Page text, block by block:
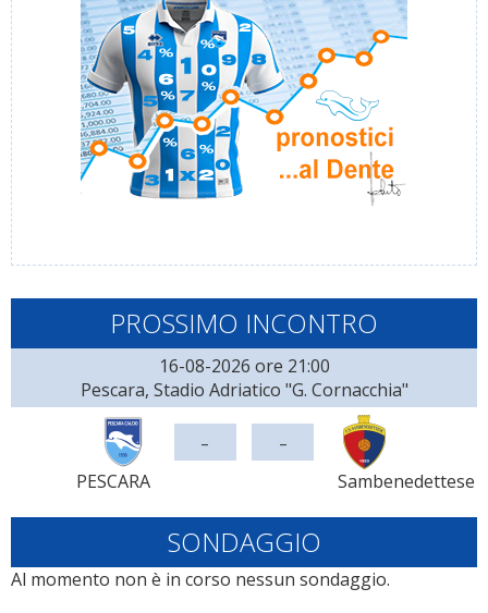
PROSSIMO INCONTRO
16-08-2026 ore 21:00
Pescara, Stadio Adriatico "G. Cornacchia"
PESCARA
- -
Sambenedettese
SONDAGGIO
Al momento non è in corso nessun sondaggio.